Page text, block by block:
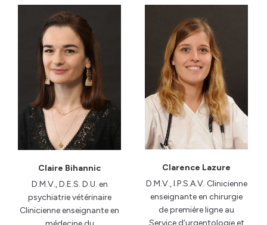
Claire Bihannic
D.M.V., D.E.S. D.U. en
psychiatrie vétérinaire
Clinicienne enseignante en
Clarence Lazure
D.M.V., I.P.S.A.V. Clinicienne
enseignante en chirurgie
de première ligne au